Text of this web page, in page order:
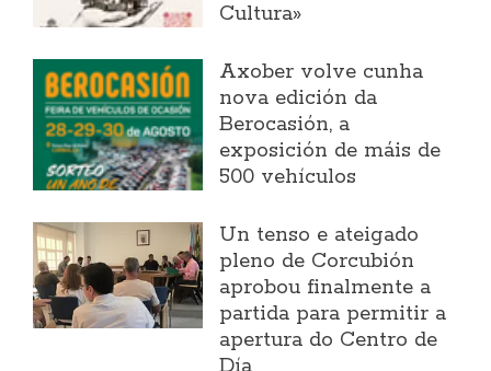
Cultura»
Axober volve cunha
nova edición da
Berocasión, a
exposición de máis de
500 vehículos
Un tenso e ateigado
pleno de Corcubión
aprobou finalmente a
partida para permitir a
apertura do Centro de